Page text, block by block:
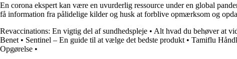
En corona ekspert kan være en uvurderlig ressource under en global
få information fra pålidelige kilder og husk at forblive opmærksom og
Revaccinations: En vigtig del af sundhedspleje • Alt hvad du behøver at
Benet • Sentinel – En guide til at vælge det bedste produkt • Tamiflu
Opgørelse •